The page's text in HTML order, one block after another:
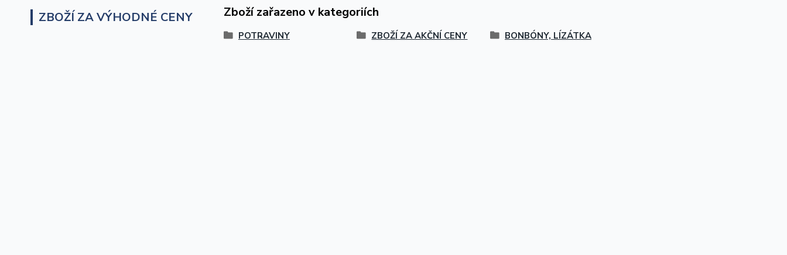
ZBOŽÍ ZA VÝHODNÉ CENY Zboží zařazeno v kategoriích
POTRAVINY ZBOŽÍ ZA AKČNÍ CENY BONBÓNY, LÍZÁTKA